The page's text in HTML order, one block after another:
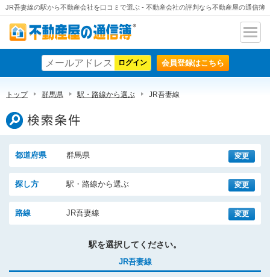
JR吾妻線の駅から不動産会社を口コミで選ぶ - 不動産会社の評判なら不動産屋の通信簿
不動産屋の通信簿
ナビ
ン
会員登録はこちら
トップ 群馬県 駅・路線から選ぶ JR吾妻線
検索条件
都道府県 群馬県 変更
探し方 駅・路線から選ぶ 変更
路線 JR吾妻線 変更
駅を選択してください。
JR吾妻線